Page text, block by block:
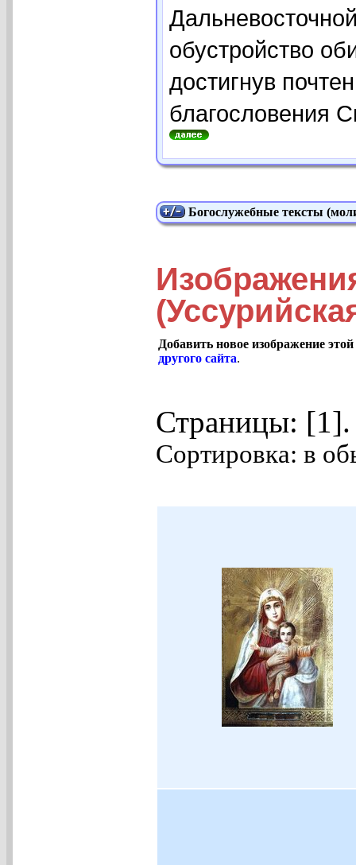
обустройство
достигнув
благословения
Богослужебные тексты
Добавить новое изображение
другого сайта.
Страницы:
Сортировка: в